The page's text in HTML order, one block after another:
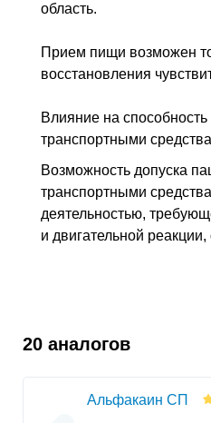
область.
Прием пищи возможен
восстановления
Влияние на
транспортными
Возможность допуска
транспортными
деятельностью,
и двигательной
20 аналогов
Альфакаин СП